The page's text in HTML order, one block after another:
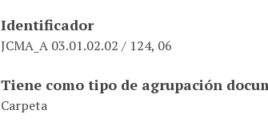
Identificador
JCMA_A 03.01.02.02 / 124, 06
Tiene como tipo de agrupación
Carpeta